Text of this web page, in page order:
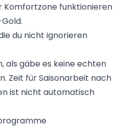
Komfortzone funktionieren
du nicht ignorieren
als gäbe es keine echten
Zeit für Saisonarbeit nach
ist nicht automatisch